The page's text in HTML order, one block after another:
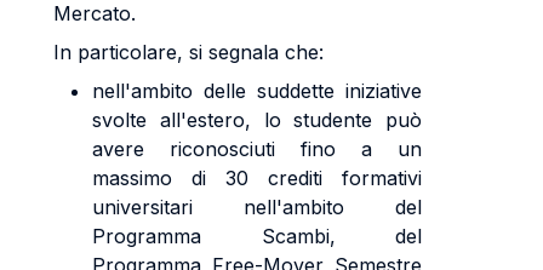
Mercato.
In particolare, si segnala che:
nell'ambito delle suddette iniziative
svolte all'estero, lo studente può
avere riconosciuti fino a un
massimo di 30 crediti formativi
universitari nell'ambito del
Programma Scambi, del
Programma Free-Mover Semestre